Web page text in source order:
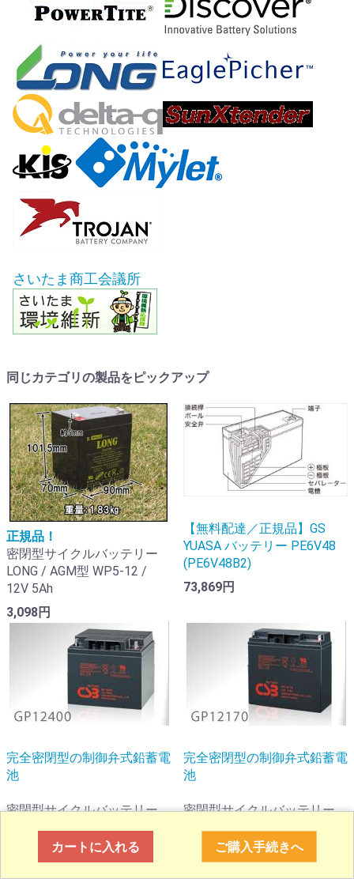
さいたま商工会議所
同じカテゴリの製品をピックアップ
正規品！
密閉型サイクルバッテリー
LONG / AGM型 WP5-12 /
12V 5Ah
3,098円
【無料配達／正規品】GS
YUASA バッテリー PE6V48
(PE6V48B2)
73,869円
完全密閉型の制御弁式鉛蓄電
池
密閉型サイクルバッテリー
CSB GP12400 / AGM 12V・
40Ah 20時間率
完全密閉型の制御弁式鉛蓄電
池
密閉型サイクルバッテリー
CSB GP12170 / AGM 12V・
17Ah 20時間率
カートに入れる ご購入手続きへ